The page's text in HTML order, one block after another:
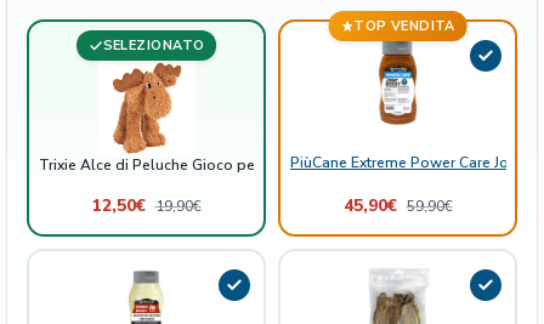
n
t
t
à
SELEZIONATO
Trixie Alce di Peluche Gioco per Cani
12,50€ 19,90€
TOP VENDITA
PiùCane Extreme Power Care Joint
45,90€ 59,90€